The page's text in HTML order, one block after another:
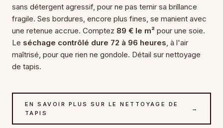
sans détergent agressif, pour ne pas ternir sa brillance
fragile. Ses bordures, encore plus fines, se manient avec
une retenue accrue. Comptez 89 € le m² pour une soie.
Le séchage contrôlé dure 72 à 96 heures , à l'air
maîtrisé, pour que rien ne gondole. Détail sur nettoyage
de tapis.
EN SAVOIR PLUS SUR LE NETTOYAGE DE
TAPIS
→